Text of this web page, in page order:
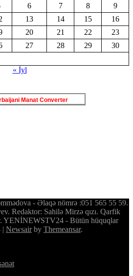
6 7 8
9
13 14 15
16
20 21 22
23
27 28 29
30
« İyl
Manat Converter
- Əlaqə nömrə :051 565 55 59.
Redaktor: Sahilə Mirzə qızı. Qarfik
YENİNEWSTV24 - Bütün hüquqlar
| Newsairby Themeansar.